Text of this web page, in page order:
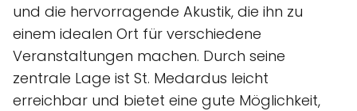
und die hervorragende Akustik, die ihn zu
einem idealen Ort für verschiedene
Veranstaltungen machen. Durch seine
zentrale Lage ist St. Medardus leicht
erreichbar und bietet eine gute Möglichkeit,